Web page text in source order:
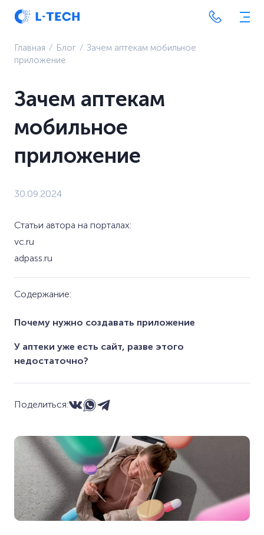
Главная ⁄ Блог ⁄ Зачем аптекам мобильное
приложение
Зачем аптекам
мобильное
приложение
30.09.2024
Статьи автора на порталах:
vc.ru
adpass.ru
Содержание:
Почему нужно создавать приложение
У аптеки уже есть сайт, разве этого
недостаточно?
Поделиться: